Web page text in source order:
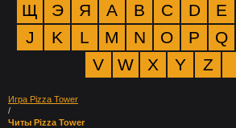
Щ
Э Я A B C D E
J
K L M N O P Q
V
W X Y Z
Игра Pizza Tower
/
Читы Pizza Tower